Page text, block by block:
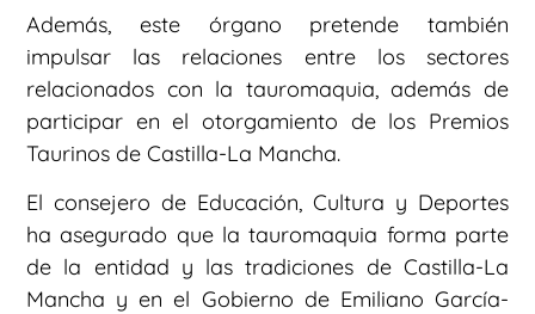
Además, este órgano pretende también
impulsar las relaciones entre los sectores
relacionados con la tauromaquia, además de
participar en el otorgamiento de los Premios
Taurinos de Castilla-La Mancha.
El consejero de Educación, Cultura y Deportes
ha asegurado que la tauromaquia forma parte
de la entidad y las tradiciones de Castilla-La
Mancha y en el Gobierno de Emiliano García-